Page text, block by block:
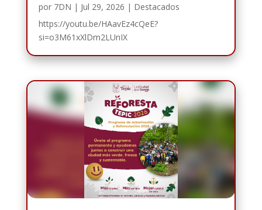
por 7DN | Jul 29, 2026 | Destacados
https://youtu.be/HAavEz4cQeE?
si=o3M61xXlDm2LUnIX